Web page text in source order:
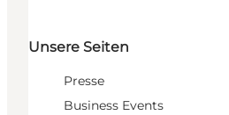
Unsere Seiten
Presse
Business Events